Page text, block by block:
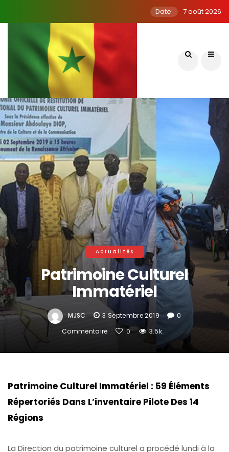
Date: 7 août 2026
Actualités
Patrimoine Culturel
Immatériel
MJSC 3 Septembre 2019
0
Commentaire
0 3.5k
Patrimoine Culturel Immatériel : 59 Éléments
Répertoriés Dans L’inventaire Pilote Des 14
Régions
La Direction du patrimoine culturel a procédé lundi à la